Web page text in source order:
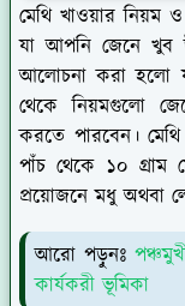
মেথি খাওয়ার নিয়ম
যা আপনি জেনে খুব
আলোচনা করা হলো
থেকে নিয়মগুলো
করতে পারবেন।
পাঁচ থেকে ১০ গ্রাম
প্রয়োজনে মধু অথবা
আরো পড়ুনঃ
কার্যকরী ভূমিকা